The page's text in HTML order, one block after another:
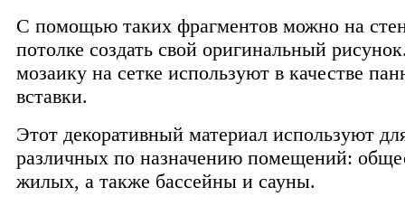
С помощью таких фрагментов можно на
потолке создать свой оригинальный
мозаику на сетке используют в качестве
вставки.
Этот декоративный материал используют
различных по назначению помещений:
жилых, а также бассейны и сауны.